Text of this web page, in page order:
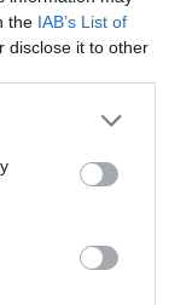
the IAB’s List of
disclose it to other
or more Google
You may click to
party tags to
in below Google
találkozzon a